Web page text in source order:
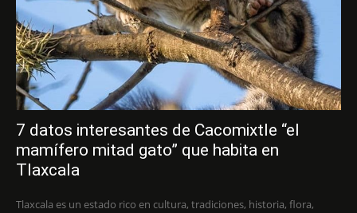
7 datos interesantes de Cacomixtle “el
mamífero mitad gato” que habita en
Tlaxcala
Tlaxcala es un estado rico en cultura, tradiciones, historia, flora,